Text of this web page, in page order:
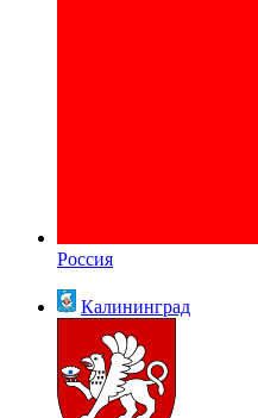
Россия
Калининград